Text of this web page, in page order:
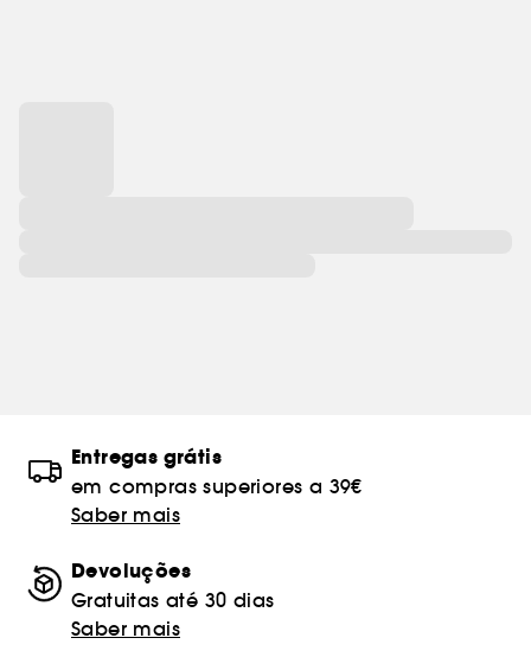
Entregas grátis
em compras superiores a 39€
Saber mais
Devoluções
Gratuitas até 30 dias
Saber mais